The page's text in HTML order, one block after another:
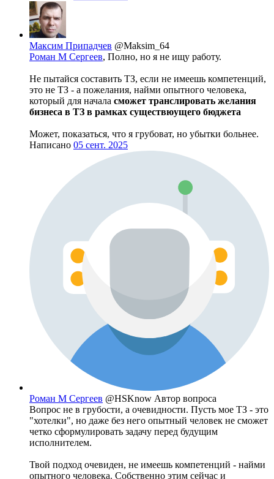
Максим Припадчев @Maksim_64
Роман М Сергеев, Полно, но я не ищу работу.
Не пытайся составить ТЗ, если не имеешь компетенций,
это не ТЗ - а пожелания, найми опытного человека,
который для начала сможет транслировать желания
бизнеса в ТЗ в рамках существюущего бюджета
Может, показаться, что я грубоват, но убытки больнее.
Написано 05 сент. 2025
Роман М Сергеев @HSKnow Автор вопроса
Вопрос не в грубости, а очевидности. Пусть мое ТЗ - это
"хотелки", но даже без него опытный человек не сможет
четко сформулировать задачу перед будущим
исполнителем.
Твой подход очевиден, не имеешь компетенций - найми
опытного человека. Собственно этим сейчас и